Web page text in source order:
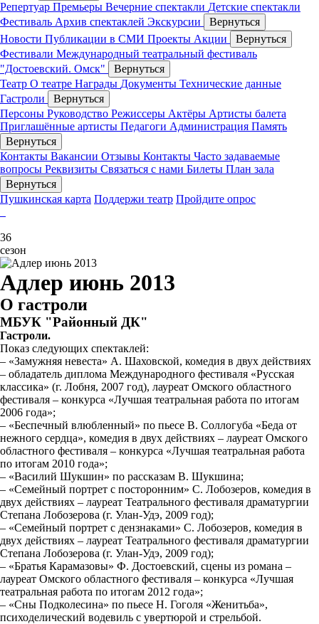
Репертуар Премьеры Вечерние спектакли Детские спектакли
Фестиваль Архив спектаклей Экскурсии
Вернуться
Новости Публикации в СМИ Проекты Акции
Вернуться
Фестивали Международный театральный фестиваль
"Достоевский. Омск"
Вернуться
Театр О театре Награды Документы Технические данные
Гастроли
Вернуться
Персоны Руководство Режиссеры Актёры Артисты балета
Приглашённые артисты Педагоги Администрация Память
Вернуться
Контакты Вакансии Отзывы Контакты Часто задаваемые
вопросы Реквизиты Связаться с нами Билеты План зала
Вернуться
Пушкинская карта Поддержи театр Пройдите опрос
36
сезон
Адлер июнь 2013
О гастроли
МБУК "Районный ДК"
Гастроли.
Показ следующих спектаклей:
– «Замужняя невеста» А. Шаховской, комедия в двух действиях
– обладатель диплома Международного фестиваля «Русская
классика» (г. Лобня, 2007 год), лауреат Омского областного
фестиваля – конкурса «Лучшая театральная работа по итогам
2006 года»;
– «Беспечный влюбленный» по пьесе В. Соллогуба «Беда от
нежного сердца», комедия в двух действиях – лауреат Омского
областного фестиваля – конкурса «Лучшая театральная работа
по итогам 2010 года»;
– «Василий Шукшин» по рассказам В. Шукшина;
– «Семейный портрет с посторонним» С. Лобозеров, комедия в
двух действиях – лауреат Театрального фестиваля драматургии
Степана Лобозерова (г. Улан-Удэ, 2009 год);
– «Семейный портрет с дензнаками» С. Лобозеров, комедия в
двух действиях – лауреат Театрального фестиваля драматургии
Степана Лобозерова (г. Улан-Удэ, 2009 год);
– «Братья Карамазовы» Ф. Достоевский, сцены из романа –
лауреат Омского областного фестиваля – конкурса «Лучшая
театральная работа по итогам 2012 года»;
– «Сны Подколесина» по пьесе Н. Гоголя «Женитьба»,
психоделический водевиль с увертюрой и стрельбой.